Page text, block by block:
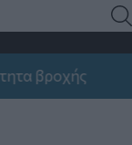
βροχής